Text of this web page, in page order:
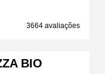
3664 avaliações
BIO